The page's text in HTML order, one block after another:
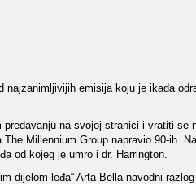
najzanimljivijih emisija koju je ikada
na svojoj stranici i vratiti se
Millennium Group napravio 90-ih.
od kojeg je umro i dr. Harrington.
dijelom leđa“ Arta Bella navodni